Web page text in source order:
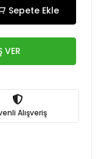
Sepete Ekle
VER
Alışveriş